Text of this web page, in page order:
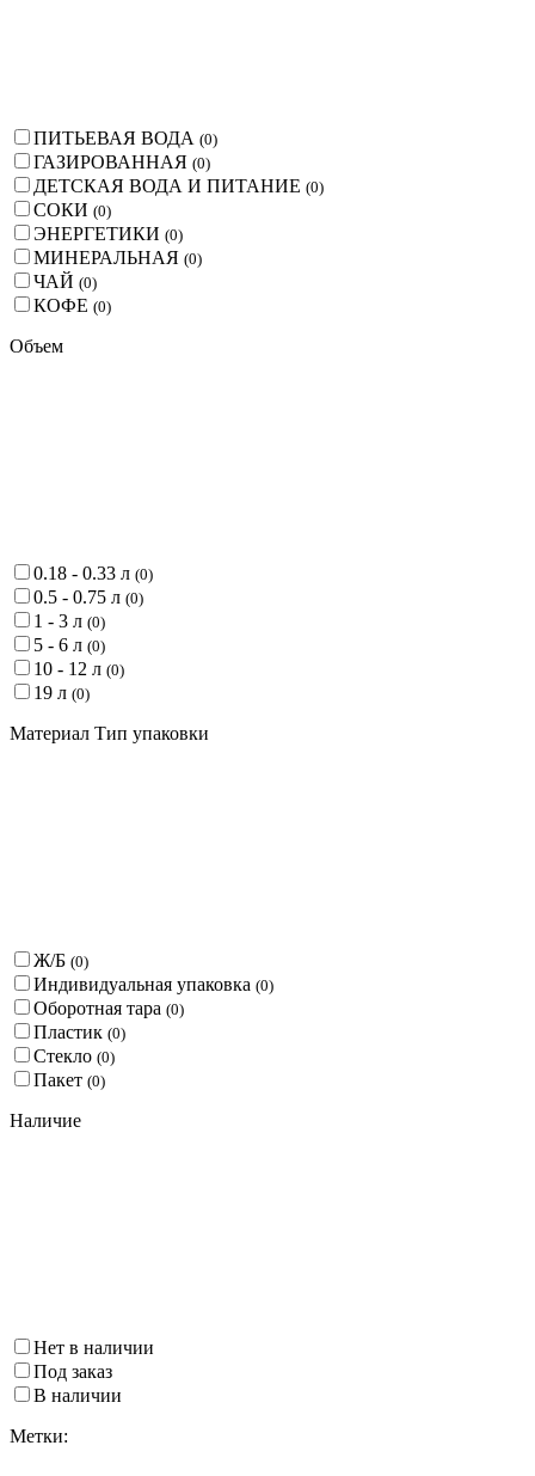
ПИТЬЕВАЯ ВОДА (0)
ГАЗИРОВАННАЯ (0)
ДЕТСКАЯ ВОДА И ПИТАНИЕ (0)
СОКИ (0)
ЭНЕРГЕТИКИ (0)
МИНЕРАЛЬНАЯ (0)
ЧАЙ (0)
КОФЕ (0)
Объем
0.18 - 0.33 л (0)
0.5 - 0.75 л (0)
1 - 3 л (0)
5 - 6 л (0)
10 - 12 л (0)
19 л (0)
Материал Тип упаковки
Ж/Б (0)
Индивидуальная упаковка (0)
Оборотная тара (0)
Пластик (0)
Стекло (0)
Пакет (0)
Наличие
Нет в наличии
Под заказ
В наличии
Метки: